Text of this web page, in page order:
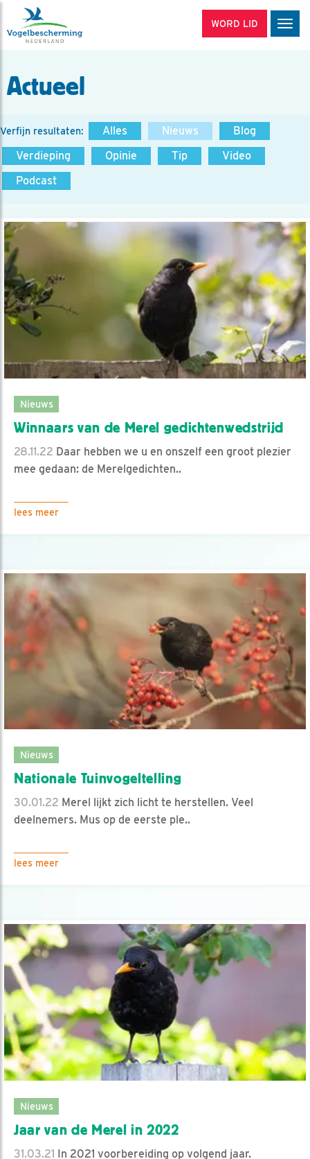
WORD LID
Actueel
Verfijn resultaten: Alles Nieuws
Blog
Verdieping
Opinie Tip
Video
Podcast
Nieuws
Winnaars van de Merel gedichtenwedstrijd
28.11.22 Daar hebben we u en onszelf een groot plezier
mee gedaan: de Merelgedichten..
lees meer
Nieuws
Nationale Tuinvogeltelling
30.01.22 Merel lijkt zich licht te herstellen. Veel
deelnemers. Mus op de eerste ple..
lees meer
Nieuws
Jaar van de Merel in 2022
31.03.21 In 2021 voorbereiding op volgend jaar.